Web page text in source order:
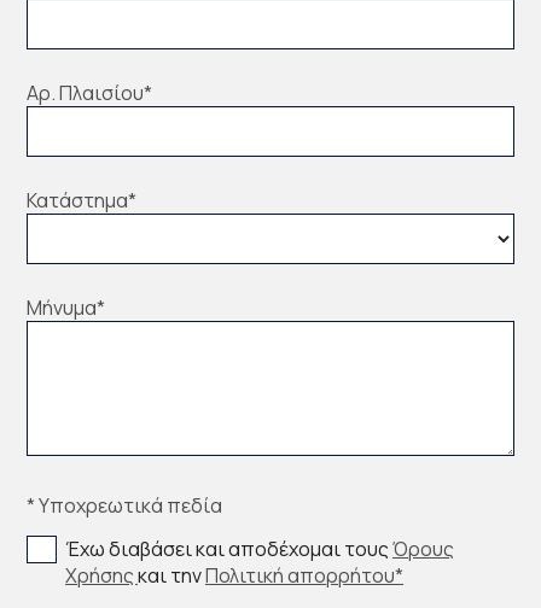
Αρ. Πλαισίου*
Κατάστημα*
Μήνυμα*
* Υποχρεωτικά πεδία
Έχω διαβάσει και αποδέχομαι τουςΌρους
Χρήσηςκαι τηνΠολιτική απορρήτου*